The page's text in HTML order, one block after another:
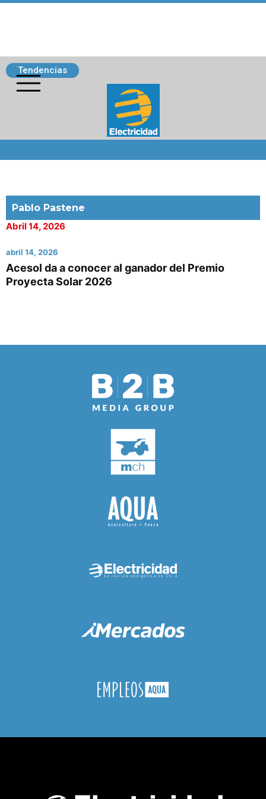
Tendencias
Pablo Pastene
Abril 14, 2026
abril 14, 2026
Acesol da a conocer al ganador del Premio
Proyecta Solar 2026